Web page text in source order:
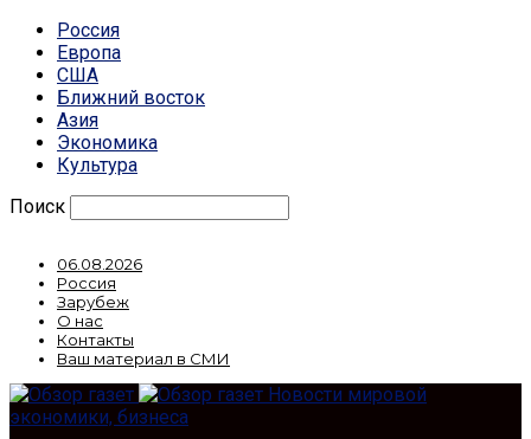
Россия
Европа
США
Ближний восток
Азия
Экономика
Культура
Поиск
06.08.2026
Россия
Зарубеж
О нас
Контакты
Ваш материал в СМИ
Новости мировой
экономики, бизнеса